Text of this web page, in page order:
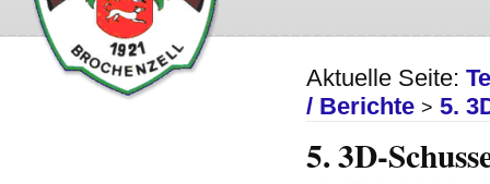
Aktuelle Seite:
/ Berichte > 5.
5. 3D-